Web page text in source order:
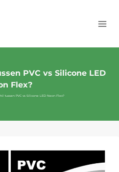
PVC vs Silicone LED
Flex?
tussen PVC vs Silicone LED Neon Flex?